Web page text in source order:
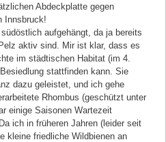
Abdeckplatte gegen
Innsbruck!
aufgehängt, da ja bereits
aktiv sind. Mir ist klar, dass es
im städtischen Habitat (im 4.
stattfinden kann. Sie
dazu geleistet, und ich gehe
Rhombus (geschützt unter
einige Saisonen Wartezeit
ich in früheren Jahren (leider seit
kleine friedliche Wildbienen an